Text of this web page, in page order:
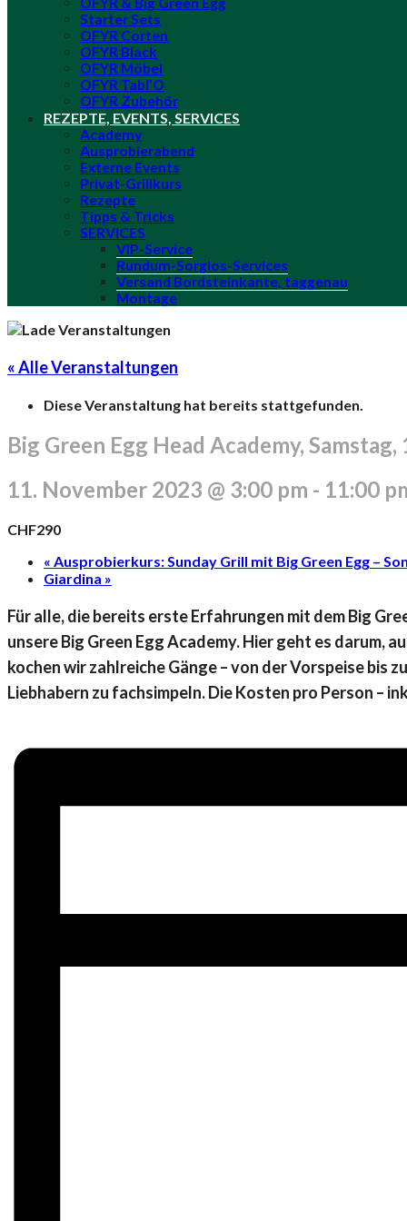
Starter Sets
OFYR Corten
OFYR Black
OFYR Möbel
OFYR Tabl’O
OFYR Zubehör
REZEPTE, EVENTS, SERVICES
Academy
Ausprobierabend
Externe Events
Privat-Grillkurs
Rezepte
Tipps & Tricks
SERVICES
VIP-Service
Rundum-Sorglos-Services
Versand Bordsteinkante, taggenau
Montage
« Alle Veranstaltungen
Diese Veranstaltung hat bereits stattgefunden.
Big Green Egg Head Academy,
11. November 2023 @ 3:00 pm - 11:00
CHF290
« Ausprobierkurs: Sunday Grill mit Big Green Egg –
Giardina »
Für alle, die bereits erste Erfahrungen mit dem Big
unsere Big Green Egg Academy. Hier geht es darum,
kochen wir zahlreiche Gänge – von der Vorspeise bis
Liebhabern zu fachsimpeln. Die Kosten pro Person –